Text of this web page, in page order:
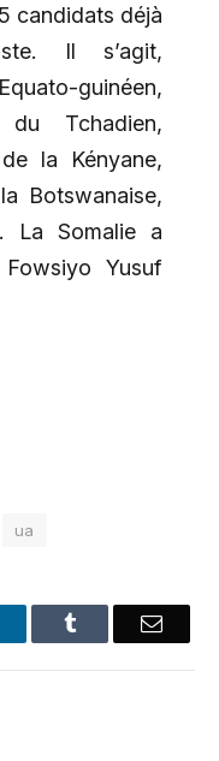
candidats déjà
Il s’agit,
guinéen,
Tchadien,
la Kényane,
Botswanaise,
La Somalie a
Yusuf
ua
Tumblr Email